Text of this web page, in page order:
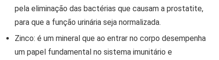
pela eliminação das bactérias que causam a prostatite,
para que a função urinária seja normalizada.
Zinco: é um mineral que ao entrar no corpo desempenha
um papel fundamental no sistema imunitário e